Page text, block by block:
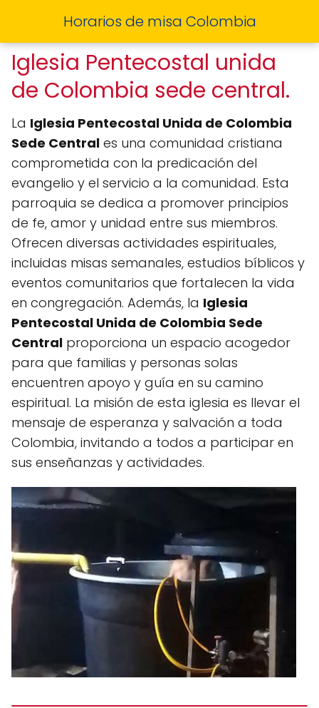
Horarios de misa Colombia
Iglesia Pentecostal unida
de Colombia sede central.
La Iglesia Pentecostal Unida de Colombia
Sede Central es una comunidad cristiana
comprometida con la predicación del
evangelio y el servicio a la comunidad. Esta
parroquia se dedica a promover principios
de fe, amor y unidad entre sus miembros.
Ofrecen diversas actividades espirituales,
incluidas misas semanales, estudios bíblicos y
eventos comunitarios que fortalecen la vida
en congregación. Además, la Iglesia
Pentecostal Unida de Colombia Sede
Central proporciona un espacio acogedor
para que familias y personas solas
encuentren apoyo y guía en su camino
espiritual. La misión de esta iglesia es llevar el
mensaje de esperanza y salvación a toda
Colombia, invitando a todos a participar en
sus enseñanzas y actividades.